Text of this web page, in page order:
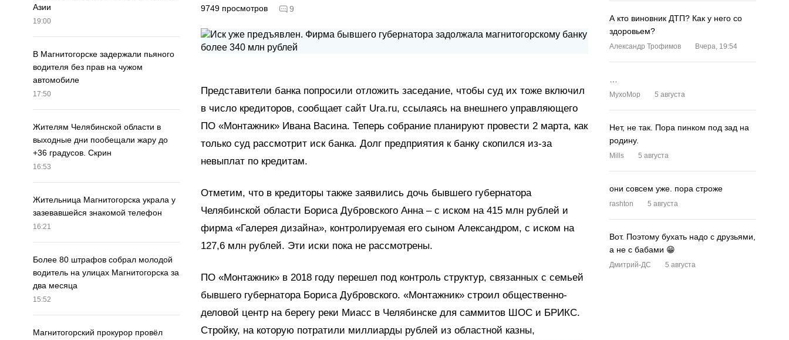
Азии
19:00
В Магнитогорске задержали пьяного
водителя без прав на чужом
автомобиле
17:50
Жителям Челябинской области в
выходные дни пообещали жару до
+36 градусов. Скрин
16:53
Жительница Магнитогорска украла у
зазевавшейся знакомой телефон
16:21
Более 80 штрафов собрал молодой
водитель на улицах Магнитогорска за
два месяца
15:52
Магнитогорский прокурор провёл
9749 просмотров 9
Представители банка попросили отложить заседание, чтобы суд их тоже включил
в число кредиторов, сообщает сайт Ura.ru, ссылаясь на внешнего управляющего
ПО «Монтажник» Ивана Васина. Теперь собрание планируют провести 2 марта, как
только суд рассмотрит иск банка. Долг предприятия к банку скопился из-за
невыплат по кредитам.
Отметим, что в кредиторы также заявились дочь бывшего губернатора
Челябинской области Бориса Дубровского Анна – с иском на 415 млн рублей и
фирма «Галерея дизайна», контролируемая его сыном Александром, с иском на
127,6 млн рублей. Эти иски пока не рассмотрены.
ПО «Монтажник» в 2018 году перешел под контроль структур, связанных с семьей
бывшего губернатора Бориса Дубровского. «Монтажник» строил общественно-
деловой центр на берегу реки Миасс в Челябинске для саммитов ШОС и БРИКС.
Стройку, на которую потратили миллиарды рублей из областной казны,
А кто виновник ДТП? Как у него со
здоровьем?
Александр Трофимов Вчера, 19:54
MyxoMop 5 августа
Нет, не так. Пора пинком под зад на
родину.
Mills 5 августа
они совсем уже. пора строже
rashton 5 августа
Вот. Поэтому бухать надо с друзьями,
а не с бабами 😁
Дмитрий-ДС 5 августа